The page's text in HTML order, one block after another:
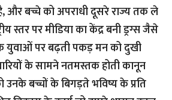
और बच्चे को अपराधी दूसरे राज्य तक ले
स्तर पर मीडिया का केंद्र बनी ड्रग्स जैसे
युवाओं पर बढ़ती पकड़ मन को दुखी
के सामने नतमस्तक होती कानून
बच्चों के बिगड़ते भविष्य के प्रति